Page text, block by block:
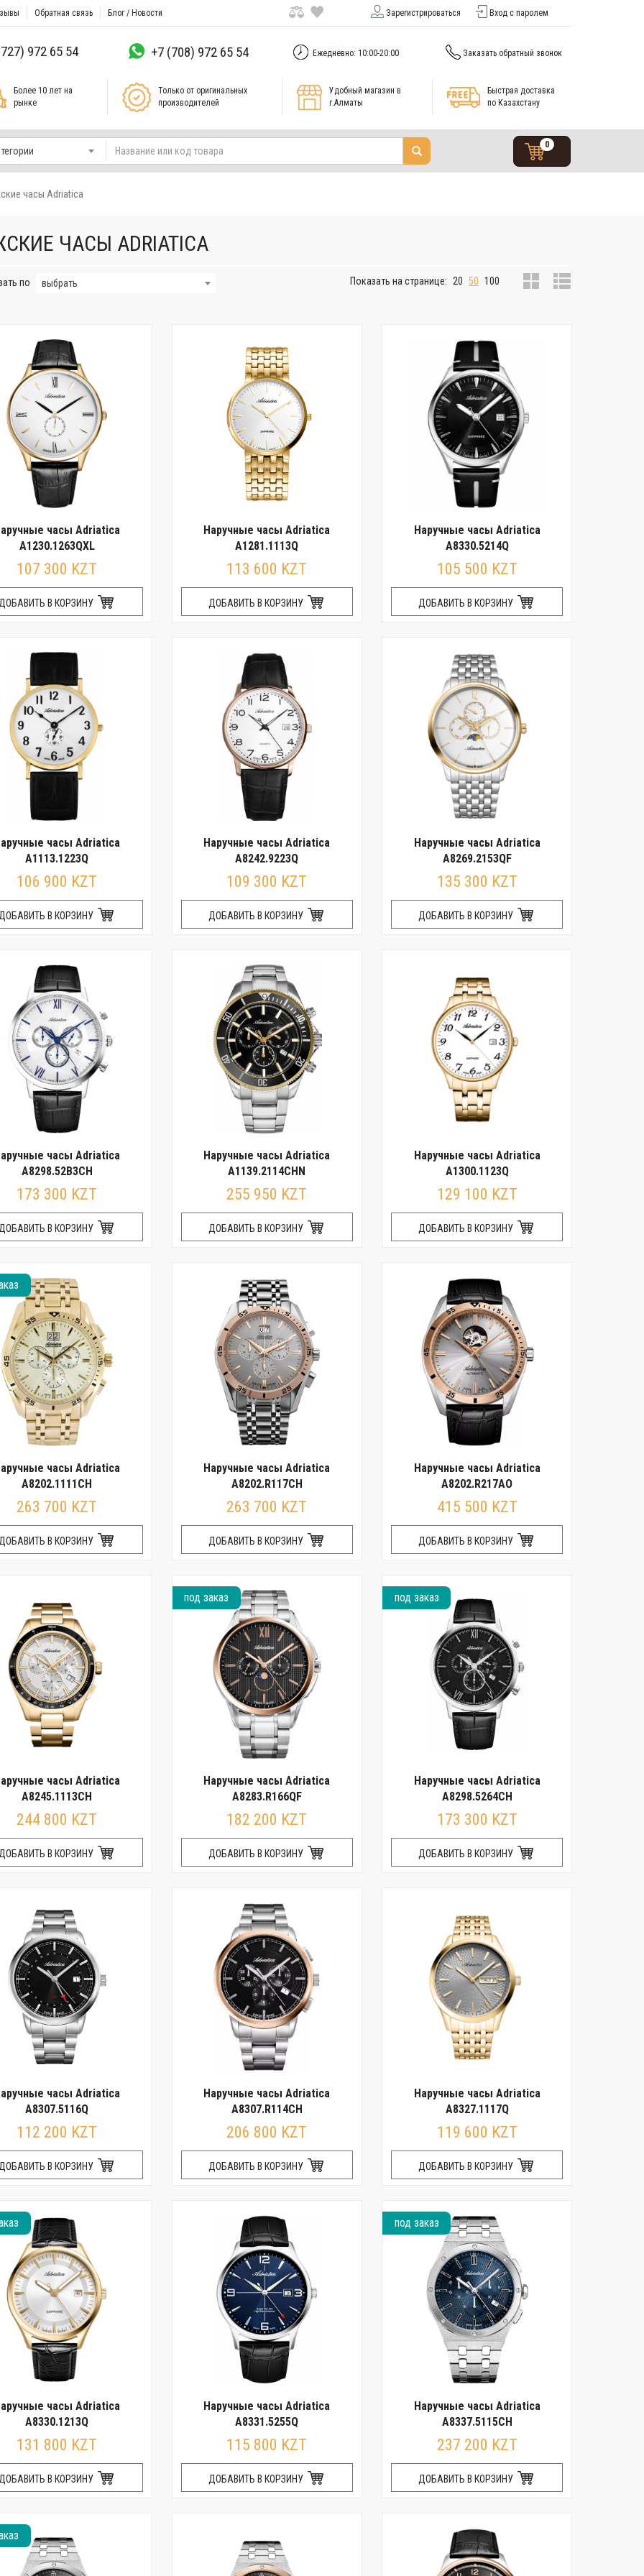
Обратная связь Блог / Новости Зарегистрироваться Вход с паролем
972 65 54 +7 (708) 972 65 54 Ежедневно: 10:00-20:00 Заказать обратный звонок
Более 10 лет на
рынке
Только от оригинальных
производителей
Удобный магазин в
г.Алматы
Быстрая доставка
по Казахстану
0
часы Adriatica
ЧАСЫ ADRIATICA
по выбрать Показать на странице: 20 50 100
часы Adriatica
A1230.1263QXL
107 300 KZT
В КОРЗИНУ
Наручные часы Adriatica
A1281.1113Q
113 600 KZT
ДОБАВИТЬ В КОРЗИНУ
Наручные часы Adriatica
A8330.5214Q
105 500 KZT
ДОБАВИТЬ В КОРЗИНУ
часы Adriatica
A1113.1223Q
106 900 KZT
В КОРЗИНУ
Наручные часы Adriatica
A8242.9223Q
109 300 KZT
ДОБАВИТЬ В КОРЗИНУ
Наручные часы Adriatica
A8269.2153QF
135 300 KZT
ДОБАВИТЬ В КОРЗИНУ
часы Adriatica
A8298.52B3CH
173 300 KZT
В КОРЗИНУ
Наручные часы Adriatica
A1139.2114CHN
255 950 KZT
ДОБАВИТЬ В КОРЗИНУ
Наручные часы Adriatica
A1300.1123Q
129 100 KZT
ДОБАВИТЬ В КОРЗИНУ
часы Adriatica
A8202.1111CH
263 700 KZT
В КОРЗИНУ
Наручные часы Adriatica
A8202.R117CH
263 700 KZT
ДОБАВИТЬ В КОРЗИНУ
Наручные часы Adriatica
A8202.R217AO
415 500 KZT
ДОБАВИТЬ В КОРЗИНУ
часы Adriatica
A8245.1113CH
244 800 KZT
В КОРЗИНУ
под заказ
Наручные часы Adriatica
A8283.R166QF
182 200 KZT
ДОБАВИТЬ В КОРЗИНУ
под заказ
Наручные часы Adriatica
A8298.5264CH
173 300 KZT
ДОБАВИТЬ В КОРЗИНУ
часы Adriatica
A8307.5116Q
112 200 KZT
В КОРЗИНУ
Наручные часы Adriatica
A8307.R114CH
206 800 KZT
ДОБАВИТЬ В КОРЗИНУ
Наручные часы Adriatica
A8327.1117Q
119 600 KZT
ДОБАВИТЬ В КОРЗИНУ
часы Adriatica
A8330.1213Q
131 800 KZT
В КОРЗИНУ
Наручные часы Adriatica
A8331.5255Q
115 800 KZT
ДОБАВИТЬ В КОРЗИНУ
под заказ
Наручные часы Adriatica
A8337.5115CH
237 200 KZT
ДОБАВИТЬ В КОРЗИНУ